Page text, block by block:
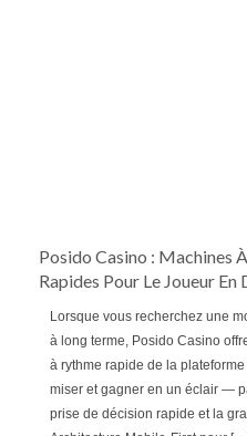
Posido Casino : Machines
Rapides Pour Le Joueur En
Lorsque vous recherchez une
à long terme, Posido Casino
à rythme rapide de la
miser et gagner en un éclair —
prise de décision rapide et la